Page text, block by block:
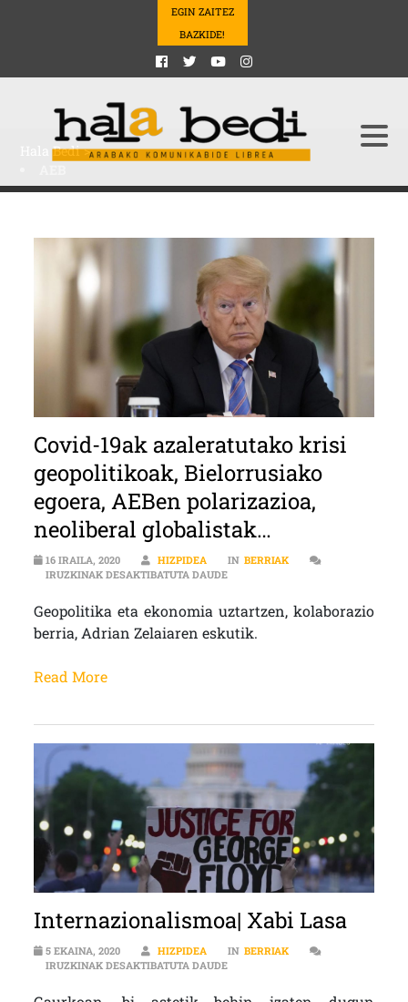
EGIN ZAITEZ
BAZKIDE!
Hala Bedi>
Covid-19ak azaleratutako krisi
geopolitikoak, Bielorrusiako
egoera, AEBen polarizazioa,
neoliberal globalistak…
16 IRAILA, 2020 HIZPIDEA IN BERRIAK
IRUZKINAK DESAKTIBATUTA DAUDECOVID-19AK AZALERATUTAKO
Geopolitika eta ekonomia uztartzen, kolaborazio
berria, Adrian Zelaiaren eskutik.
Read More
Internazionalismoa| Xabi Lasa
5 EKAINA, 2020 HIZPIDEA IN BERRIAK
IRUZKINAK DESAKTIBATUTA DAUDEINTERNAZIONALISMOA| XABI LASA